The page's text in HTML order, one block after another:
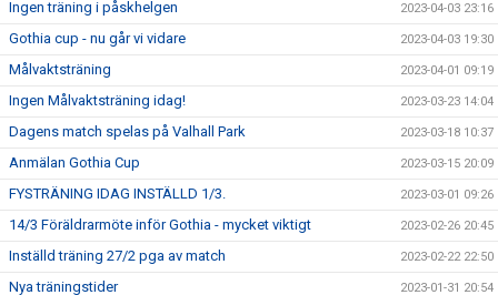
Ingen träning i påskhelgen 2023-04-03 23:16
Gothia cup - nu går vi vidare 2023-04-03 19:30
Målvaktsträning 2023-04-01 09:19
Ingen Målvaktsträning idag! 2023-03-23 14:04
Dagens match spelas på Valhall Park 2023-03-18 10:37
Anmälan Gothia Cup 2023-03-15 20:09
FYSTRÄNING IDAG INSTÄLLD 1/3. 2023-03-01 09:26
14/3 Föräldrarmöte inför Gothia - mycket viktigt 2023-02-26 20:45
Inställd träning 27/2 pga av match 2023-02-22 22:50
Nya träningstider 2023-01-31 20:54